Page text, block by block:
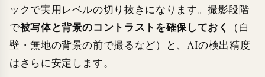
ックで実用レベルの切り抜きになります。撮影段階
で被写体と背景のコントラストを確保しておく
（白
壁・無地の背景の前で撮るなど）と、AIの検出精度
はさらに安定します。